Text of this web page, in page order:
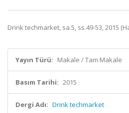
Drink techmarket, sa.5, ss.49-53, 2015
Yayın Türü: Makale / Tam Makale
Basım Tarihi: 2015
Dergi Adı: Drink techmarket